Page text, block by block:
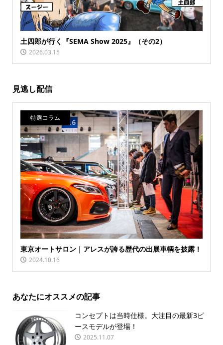
土四郎が行く『SEMA Show 2025』（その2）
2026.03.15
見逃し配信
特選コラム
東京オートサロン｜アレスが誇る歴代の出展車輌を披露！
2024.10.16
あなたにオススメの記事
コンセプトは当時仕様。大注目の最新3ピ
ースモデルが登場！
2025.11.07